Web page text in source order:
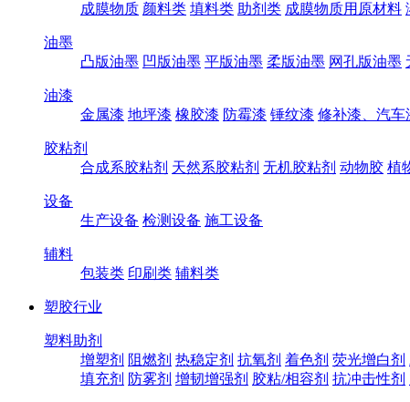
成膜物质 颜料类 填料类 助剂类 成膜物质用原材料
油墨
凸版油墨 凹版油墨 平版油墨 柔版油墨 网孔版油墨
油漆
金属漆 地坪漆 橡胶漆 防霉漆 锤纹漆 修补漆、汽车
胶粘剂
合成系胶粘剂 天然系胶粘剂 无机胶粘剂 动物胶 植
设备
生产设备 检测设备 施工设备
辅料
包装类 印刷类 辅料类
塑胶行业
塑料助剂
增塑剂 阻燃剂 热稳定剂 抗氧剂 着色剂 荧光增白剂
填充剂 防雾剂 增韧增强剂 胶粘/相容剂 抗冲击性剂